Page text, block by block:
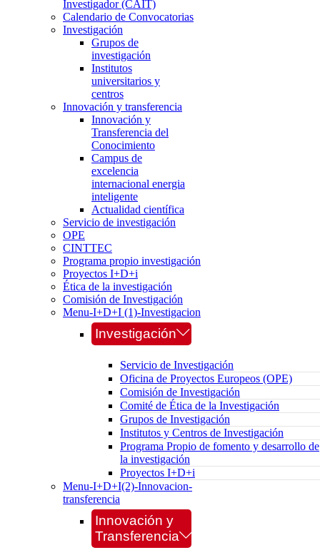
Investigador (CAIT)
Calendario de Convocatorias
Investigación
Grupos de
investigación
Institutos
universitarios y
centros
Innovación y transferencia
Innovación y
Transferencia del
Conocimiento
Campus de
excelencia
internacional energia
inteligente
Actualidad científica
Servicio de investigación
OPE
CINTTEC
Programa propio investigación
Proyectos I+D+i
Ética de la investigación
Comisión de Investigación
Menu-I+D+I (1)-Investigacion
Investigación
Servicio de Investigación
Oficina de Proyectos Europeos (OPE)
Comisión de Investigación
Comité de Ética de la Investigación
Grupos de Investigación
Institutos y Centros de Investigación
Programa Propio de fomento y desarrollo de
la investigación
Proyectos I+D+i
Menu-I+D+I(2)-Innovacion-
transferencia
Innovación y
Transferencia